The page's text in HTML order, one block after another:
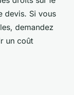
devis. Si vous
demandez
un coût